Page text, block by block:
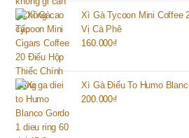
Xì Gà Tycoon Mini Coffee
Vị Cà Phê
160.000₫
Xì Gà Điếu To Humo
200.000₫